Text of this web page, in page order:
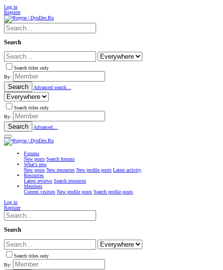
Log in
Register
Search
Search titles only
By:
Search Advanced search…
Search titles only
By:
Search Advanced…
Forums
New posts Search forums
What's new
New posts New resources New profile posts Latest activity
Resources
Latest reviews Search resources
Members
Current visitors New profile posts Search profile posts
Log in
Register
Search
Search titles only
By: